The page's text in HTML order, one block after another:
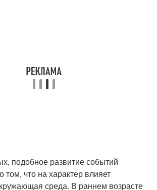
подобное развитие событий
том, что на характер влияет
среда. В раннем возрасте